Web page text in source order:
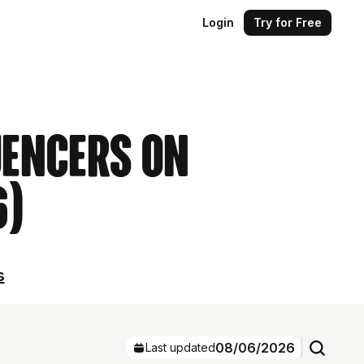
Login Try for Free
on
Last updated08/06/2026